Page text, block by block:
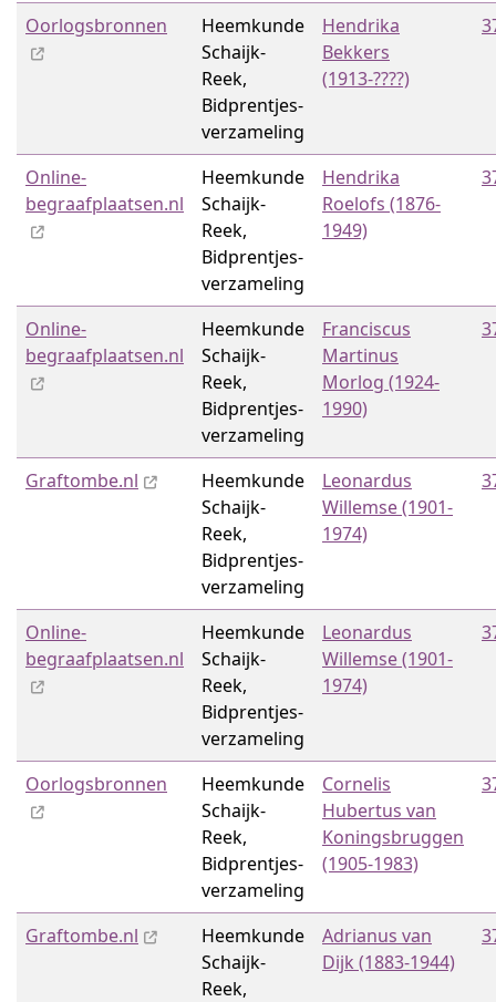
Oorlogsbronnen
Heemkunde
Schaijk-
Reek,
Bidprentjes­
verzameling
Hendrika
Bekkers
(1913-????)
Online-
begraafplaatsen.nl
Heemkunde
Schaijk-
Reek,
Bidprentjes­
verzameling
Hendrika
Roelofs (1876-
1949)
Online-
begraafplaatsen.nl
Heemkunde
Schaijk-
Reek,
Bidprentjes­
verzameling
Franciscus
Martinus
Morlog (1924-
1990)
Graftombe.nl
Heemkunde
Schaijk-
Reek,
Bidprentjes­
verzameling
Leonardus
Willemse (1901-
1974)
Online-
begraafplaatsen.nl
Heemkunde
Schaijk-
Reek,
Bidprentjes­
verzameling
Leonardus
Willemse (1901-
1974)
Oorlogsbronnen
Heemkunde
Schaijk-
Reek,
Bidprentjes­
verzameling
Cornelis
Hubertus van
Koningsbruggen
(1905-1983)
Graftombe.nl
Heemkunde
Schaijk-
Reek,
Adrianus van
Dijk (1883-1944)